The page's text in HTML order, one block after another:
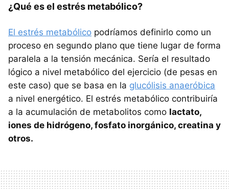
¿Qué es el estrés metabólico?
El estrés metabólico podríamos definirlo como un
proceso en segundo plano que tiene lugar de forma
paralela a la tensión mecánica. Sería el resultado
lógico a nivel metabólico del ejercicio (de pesas en
este caso) que se basa en la glucólisis anaeróbica
a nivel energético. El estrés metabólico contribuiría
a la acumulación de metabolitos como lactato,
iones de hidrógeno, fosfato inorgánico, creatina y
otros.